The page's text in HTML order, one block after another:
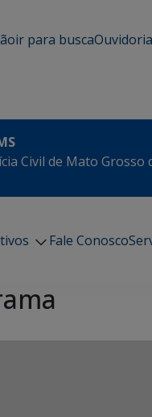
ir para buscaOuvidoria
Civil de Mato Grosso
Fale Conosco